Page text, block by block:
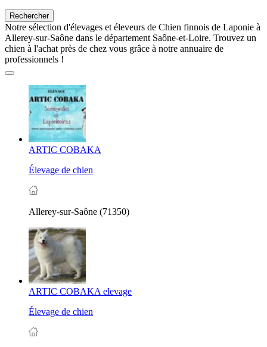
Rechercher
Notre sélection d'élevages et éleveurs de Chien finnois de Laponie à
Allerey-sur-Saône dans le département Saône-et-Loire. Trouvez un
chien à l'achat près de chez vous grâce à notre annuaire de
professionnels !
ARTIC COBAKA
Élevage de chien
Allerey-sur-Saône (71350)
ARTIC COBAKA elevage
Élevage de chien